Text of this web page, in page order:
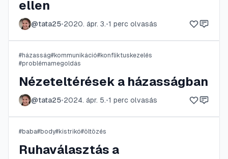
ellen
@tata25•2020. ápr. 3.•1 perc olvasás
#házasság#kommunikáció#konfliktuskezelés
#problémamegoldás
Nézeteltérések a házasságban
@tata25•2024. ápr. 5.•1 perc olvasás
#baba#body#kistrikó#öltözés
Ruhaválasztás a